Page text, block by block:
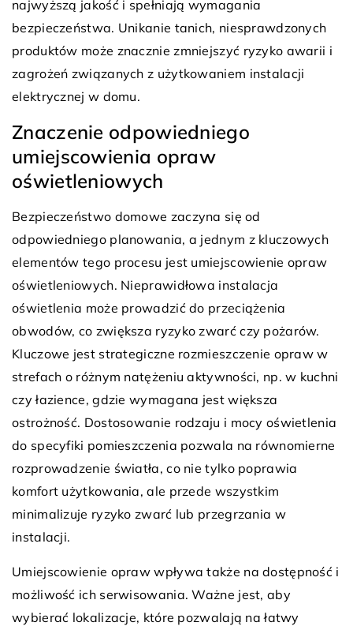
najwyższą jakość i spełniają wymagania
bezpieczeństwa. Unikanie tanich, niesprawdzonych
produktów może znacznie zmniejszyć ryzyko awarii i
zagrożeń związanych z użytkowaniem instalacji
elektrycznej w domu.
Znaczenie odpowiedniego
umiejscowienia opraw
oświetleniowych
Bezpieczeństwo domowe zaczyna się od
odpowiedniego planowania, a jednym z kluczowych
elementów tego procesu jest umiejscowienie opraw
oświetleniowych. Nieprawidłowa instalacja
oświetlenia może prowadzić do przeciążenia
obwodów, co zwiększa ryzyko zwarć czy pożarów.
Kluczowe jest strategiczne rozmieszczenie opraw w
strefach o różnym natężeniu aktywności, np. w kuchni
czy łazience, gdzie wymagana jest większa
ostrożność. Dostosowanie rodzaju i mocy oświetlenia
do specyfiki pomieszczenia pozwala na równomierne
rozprowadzenie światła, co nie tylko poprawia
komfort użytkowania, ale przede wszystkim
minimalizuje ryzyko zwarć lub przegrzania w
instalacji.
Umiejscowienie opraw wpływa także na dostępność i
możliwość ich serwisowania. Ważne jest, aby
wybierać lokalizacje, które pozwalają na łatwy